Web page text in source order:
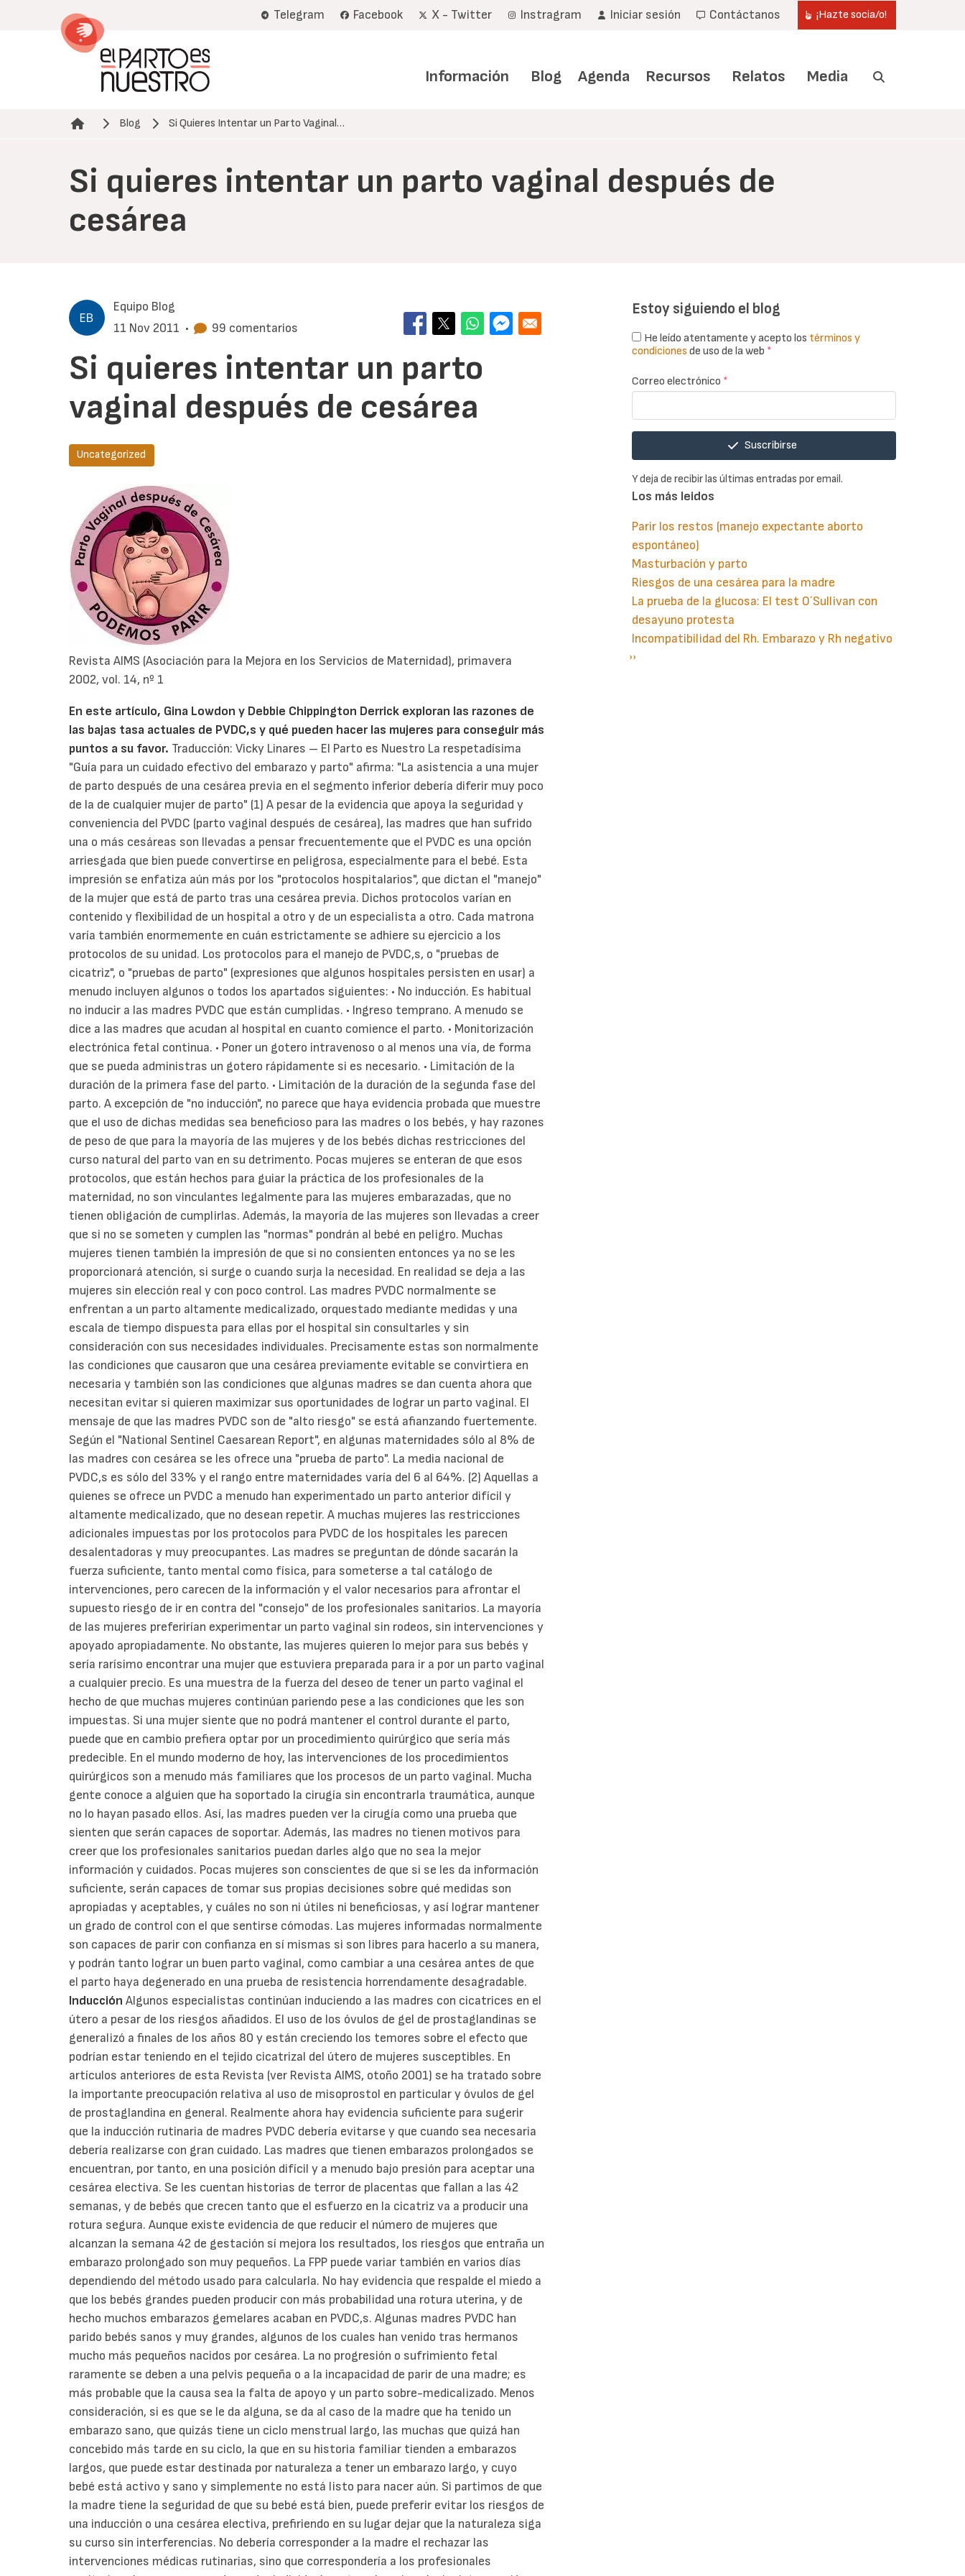
Telegram Facebook X - Twitter Instragram Iniciar sesión Contáctanos ¡Hazte socia/o!
Información Blog Agenda Recursos Relatos Media
Ruta de navegación
Blog Si Quieres Intentar un Parto Vaginal…
Si quieres intentar un parto vaginal después de
cesárea
Equipo Blog
11 Nov 2011 • 99 comentarios
Si quieres intentar un parto
vaginal después de cesárea
Uncategorized
Revista AIMS (Asociación para la Mejora en los Servicios de Maternidad), primavera
2002, vol. 14, nº 1
En este artículo, Gina Lowdon y Debbie Chippington Derrick exploran las razones de
las bajas tasa actuales de PVDC,s y qué pueden hacer las mujeres para conseguir más
puntos a su favor. Traducción: Vicky Linares – El Parto es Nuestro La respetadísima
"Guía para un cuidado efectivo del embarazo y parto" afirma: "La asistencia a una mujer
de parto después de una cesárea previa en el segmento inferior debería diferir muy poco
de la de cualquier mujer de parto" (1) A pesar de la evidencia que apoya la seguridad y
conveniencia del PVDC (parto vaginal después de cesárea), las madres que han sufrido
una o más cesáreas son llevadas a pensar frecuentemente que el PVDC es una opción
arriesgada que bien puede convertirse en peligrosa, especialmente para el bebé. Esta
impresión se enfatiza aún más por los "protocolos hospitalarios", que dictan el "manejo"
de la mujer que está de parto tras una cesárea previa. Dichos protocolos varían en
contenido y flexibilidad de un hospital a otro y de un especialista a otro. Cada matrona
varía también enormemente en cuán estrictamente se adhiere su ejercicio a los
protocolos de su unidad. Los protocolos para el manejo de PVDC,s, o "pruebas de
cicatriz", o "pruebas de parto" (expresiones que algunos hospitales persisten en usar) a
menudo incluyen algunos o todos los apartados siguientes: • No inducción. Es habitual
no inducir a las madres PVDC que están cumplidas. • Ingreso temprano. A menudo se
dice a las madres que acudan al hospital en cuanto comience el parto. • Monitorización
electrónica fetal continua. • Poner un gotero intravenoso o al menos una vía, de forma
que se pueda administras un gotero rápidamente si es necesario. • Limitación de la
duración de la primera fase del parto. • Limitación de la duración de la segunda fase del
parto. A excepción de "no inducción", no parece que haya evidencia probada que muestre
que el uso de dichas medidas sea beneficioso para las madres o los bebés, y hay razones
de peso de que para la mayoría de las mujeres y de los bebés dichas restricciones del
curso natural del parto van en su detrimento. Pocas mujeres se enteran de que esos
protocolos, que están hechos para guiar la práctica de los profesionales de la
maternidad, no son vinculantes legalmente para las mujeres embarazadas, que no
tienen obligación de cumplirlas. Además, la mayoría de las mujeres son llevadas a creer
que si no se someten y cumplen las "normas" pondrán al bebé en peligro. Muchas
mujeres tienen también la impresión de que si no consienten entonces ya no se les
proporcionará atención, si surge o cuando surja la necesidad. En realidad se deja a las
mujeres sin elección real y con poco control. Las madres PVDC normalmente se
enfrentan a un parto altamente medicalizado, orquestado mediante medidas y una
escala de tiempo dispuesta para ellas por el hospital sin consultarles y sin
consideración con sus necesidades individuales. Precisamente estas son normalmente
las condiciones que causaron que una cesárea previamente evitable se convirtiera en
necesaria y también son las condiciones que algunas madres se dan cuenta ahora que
necesitan evitar si quieren maximizar sus oportunidades de lograr un parto vaginal. El
mensaje de que las madres PVDC son de "alto riesgo" se está afianzando fuertemente.
Según el "National Sentinel Caesarean Report", en algunas maternidades sólo al 8% de
las madres con cesárea se les ofrece una "prueba de parto". La media nacional de
PVDC,s es sólo del 33% y el rango entre maternidades varía del 6 al 64%. (2) Aquellas a
quienes se ofrece un PVDC a menudo han experimentado un parto anterior difícil y
altamente medicalizado, que no desean repetir. A muchas mujeres las restricciones
adicionales impuestas por los protocolos para PVDC de los hospitales les parecen
desalentadoras y muy preocupantes. Las madres se preguntan de dónde sacarán la
fuerza suficiente, tanto mental como física, para someterse a tal catálogo de
intervenciones, pero carecen de la información y el valor necesarios para afrontar el
supuesto riesgo de ir en contra del "consejo" de los profesionales sanitarios. La mayoría
de las mujeres preferirían experimentar un parto vaginal sin rodeos, sin intervenciones y
apoyado apropiadamente. No obstante, las mujeres quieren lo mejor para sus bebés y
sería rarísimo encontrar una mujer que estuviera preparada para ir a por un parto vaginal
a cualquier precio. Es una muestra de la fuerza del deseo de tener un parto vaginal el
hecho de que muchas mujeres continúan pariendo pese a las condiciones que les son
impuestas. Si una mujer siente que no podrá mantener el control durante el parto,
puede que en cambio prefiera optar por un procedimiento quirúrgico que sería más
predecible. En el mundo moderno de hoy, las intervenciones de los procedimientos
quirúrgicos son a menudo más familiares que los procesos de un parto vaginal. Mucha
gente conoce a alguien que ha soportado la cirugía sin encontrarla traumática, aunque
no lo hayan pasado ellos. Así, las madres pueden ver la cirugía como una prueba que
sienten que serán capaces de soportar. Además, las madres no tienen motivos para
creer que los profesionales sanitarios puedan darles algo que no sea la mejor
información y cuidados. Pocas mujeres son conscientes de que si se les da información
suficiente, serán capaces de tomar sus propias decisiones sobre qué medidas son
apropiadas y aceptables, y cuáles no son ni útiles ni beneficiosas, y así lograr mantener
un grado de control con el que sentirse cómodas. Las mujeres informadas normalmente
son capaces de parir con confianza en sí mismas si son libres para hacerlo a su manera,
y podrán tanto lograr un buen parto vaginal, como cambiar a una cesárea antes de que
el parto haya degenerado en una prueba de resistencia horrendamente desagradable.
Inducción Algunos especialistas continúan induciendo a las madres con cicatrices en el
útero a pesar de los riesgos añadidos. El uso de los óvulos de gel de prostaglandinas se
generalizó a finales de los años 80 y están creciendo los temores sobre el efecto que
podrían estar teniendo en el tejido cicatrizal del útero de mujeres susceptibles. En
artículos anteriores de esta Revista (ver Revista AIMS, otoño 2001) se ha tratado sobre
la importante preocupación relativa al uso de misoprostol en particular y óvulos de gel
de prostaglandina en general. Realmente ahora hay evidencia suficiente para sugerir
que la inducción rutinaria de madres PVDC debería evitarse y que cuando sea necesaria
debería realizarse con gran cuidado. Las madres que tienen embarazos prolongados se
encuentran, por tanto, en una posición difícil y a menudo bajo presión para aceptar una
cesárea electiva. Se les cuentan historias de terror de placentas que fallan a las 42
semanas, y de bebés que crecen tanto que el esfuerzo en la cicatriz va a producir una
rotura segura. Aunque existe evidencia de que reducir el número de mujeres que
alcanzan la semana 42 de gestación sí mejora los resultados, los riesgos que entraña un
embarazo prolongado son muy pequeños. La FPP puede variar también en varios días
dependiendo del método usado para calcularla. No hay evidencia que respalde el miedo a
que los bebés grandes pueden producir con más probabilidad una rotura uterina, y de
hecho muchos embarazos gemelares acaban en PVDC,s. Algunas madres PVDC han
parido bebés sanos y muy grandes, algunos de los cuales han venido tras hermanos
mucho más pequeños nacidos por cesárea. La no progresión o sufrimiento fetal
raramente se deben a una pelvis pequeña o a la incapacidad de parir de una madre; es
más probable que la causa sea la falta de apoyo y un parto sobre-medicalizado. Menos
consideración, si es que se le da alguna, se da al caso de la madre que ha tenido un
embarazo sano, que quizás tiene un ciclo menstrual largo, las muchas que quizá han
concebido más tarde en su ciclo, la que en su historia familiar tienden a embarazos
largos, que puede estar destinada por naturaleza a tener un embarazo largo, y cuyo
bebé está activo y sano y simplemente no está listo para nacer aún. Si partimos de que
la madre tiene la seguridad de que su bebé está bien, puede preferir evitar los riesgos de
una inducción o una cesárea electiva, prefiriendo en su lugar dejar que la naturaleza siga
su curso sin interferencias. No debería corresponder a la madre el rechazar las
intervenciones médicas rutinarias, sino que correspondería a los profesionales
Estoy siguiendo el blog
He leído atentamente y acepto los términos y
condiciones de uso de la web *
Correo electrónico *
Suscribirse
Y deja de recibir las últimas entradas por email.
Los más leidos
Parir los restos (manejo expectante aborto
espontáneo)
Masturbación y parto
Riesgos de una cesárea para la madre
La prueba de la glucosa: El test O´Sullivan con
desayuno protesta
Incompatibilidad del Rh. Embarazo y Rh negativo
Paginación
Siguiente
››